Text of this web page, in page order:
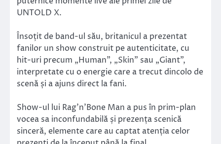
UNTOLD X.
Însoțit de band-ul său, britanicul a prezentat
fanilor un show construit pe autenticitate, cu
hit-uri precum „Human”, „Skin” sau „Giant”,
interpretate cu o energie care a trecut dincolo de
scenă și a ajuns direct la fani.
Show-ul lui Rag’n’Bone Man a pus în prim-plan
vocea sa inconfundabilă și prezența scenică
sinceră, elemente care au captat atenția celor